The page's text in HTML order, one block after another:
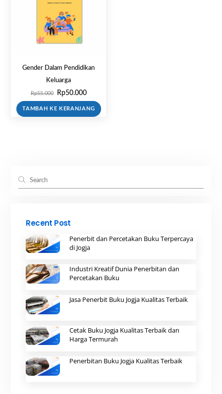
Gender Dalam Pendidikan
Keluarga
Rp55.000
Harga
aslinya
Rp50.000Harga
saat
TAMBAH KE KERANJANG
Recent Post
Penerbit dan Percetakan Buku Terpercaya
di Jogja
Industri Kreatif Dunia Penerbitan dan
Percetakan Buku
Jasa Penerbit Buku Jogja Kualitas Terbaik
Cetak Buku Jogja Kualitas Terbaik dan
Harga Termurah
Penerbitan Buku Jogja Kualitas Terbaik